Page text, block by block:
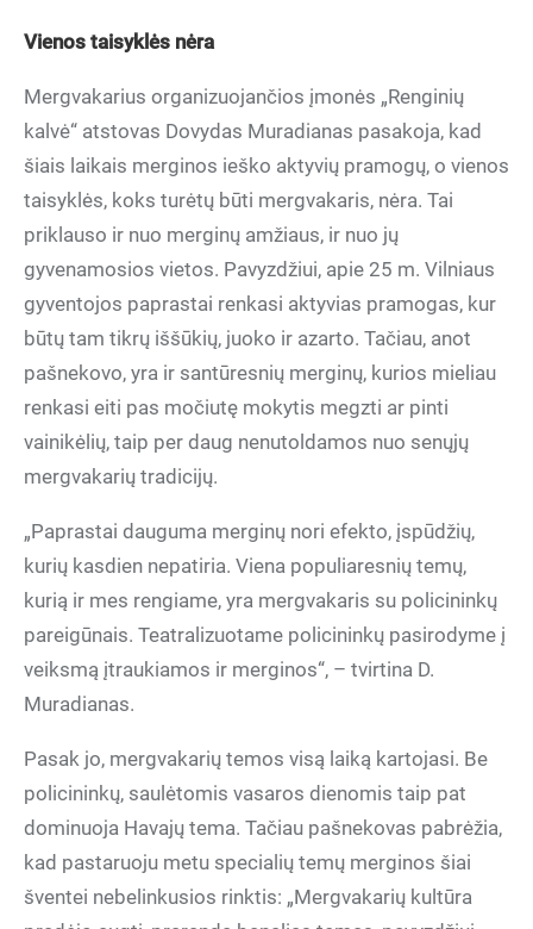
Vienos taisyklės nėra
Mergvakarius organizuojančios įmonės „Renginių
kalvė“ atstovas Dovydas Muradianas pasakoja, kad
šiais laikais merginos ieško aktyvių pramogų, o vienos
taisyklės, koks turėtų būti mergvakaris, nėra. Tai
priklauso ir nuo merginų amžiaus, ir nuo jų
gyvenamosios vietos. Pavyzdžiui, apie 25 m. Vilniaus
gyventojos paprastai renkasi aktyvias pramogas, kur
būtų tam tikrų iššūkių, juoko ir azarto. Tačiau, anot
pašnekovo, yra ir santūresnių merginų, kurios mieliau
renkasi eiti pas močiutę mokytis megzti ar pinti
vainikėlių, taip per daug nenutoldamos nuo senųjų
mergvakarių tradicijų.
„Paprastai dauguma merginų nori efekto, įspūdžių,
kurių kasdien nepatiria. Viena populiaresnių temų,
kurią ir mes rengiame, yra mergvakaris su policininkų
pareigūnais. Teatralizuotame policininkų pasirodyme į
veiksmą įtraukiamos ir merginos“, – tvirtina D.
Muradianas.
Pasak jo, mergvakarių temos visą laiką kartojasi. Be
policininkų, saulėtomis vasaros dienomis taip pat
dominuoja Havajų tema. Tačiau pašnekovas pabrėžia,
kad pastaruoju metu specialių temų merginos šiai
šventei nebelinkusios rinktis: „Mergvakarių kultūra